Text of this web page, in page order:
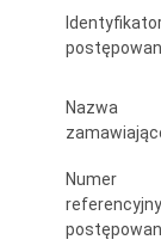
oraz
ich
Nazwa
Numer
referencyjny